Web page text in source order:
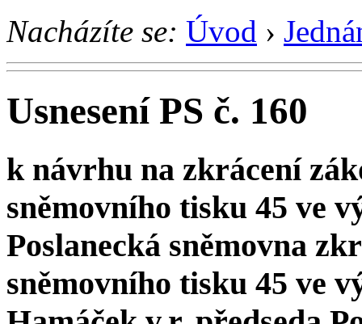
Nacházíte se: Úvod ›
Usnesení PS č. 160
k návrhu na zkrácení
sněmovního tisku 45 ve
Poslanecká sněmovna
sněmovního tisku 45 ve